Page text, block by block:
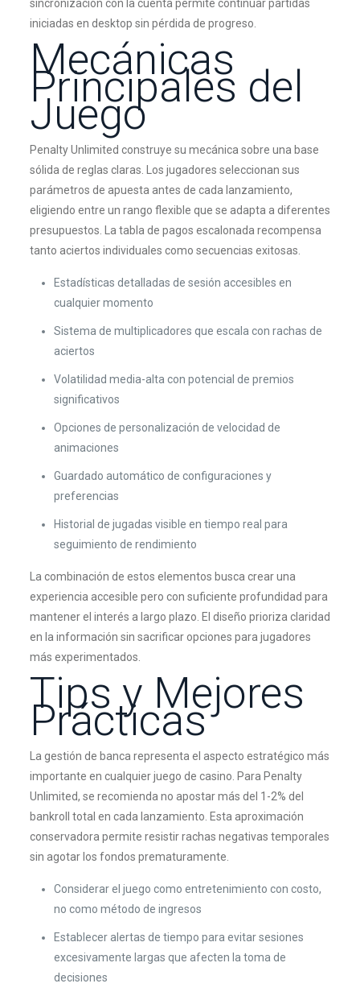
sincronización con la cuenta permite continuar partidas
iniciadas en desktop sin pérdida de progreso.
Mecánicas
Principales del
Juego
Penalty Unlimited construye su mecánica sobre una base
sólida de reglas claras. Los jugadores seleccionan sus
parámetros de apuesta antes de cada lanzamiento,
eligiendo entre un rango flexible que se adapta a diferentes
presupuestos. La tabla de pagos escalonada recompensa
tanto aciertos individuales como secuencias exitosas.
Estadísticas detalladas de sesión accesibles en
cualquier momento
Sistema de multiplicadores que escala con rachas de
aciertos
Volatilidad media-alta con potencial de premios
significativos
Opciones de personalización de velocidad de
animaciones
Guardado automático de configuraciones y
preferencias
Historial de jugadas visible en tiempo real para
seguimiento de rendimiento
La combinación de estos elementos busca crear una
experiencia accesible pero con suficiente profundidad para
mantener el interés a largo plazo. El diseño prioriza claridad
en la información sin sacrificar opciones para jugadores
más experimentados.
Tips y Mejores
Prácticas
La gestión de banca representa el aspecto estratégico más
importante en cualquier juego de casino. Para Penalty
Unlimited, se recomienda no apostar más del 1-2% del
bankroll total en cada lanzamiento. Esta aproximación
conservadora permite resistir rachas negativas temporales
sin agotar los fondos prematuramente.
Considerar el juego como entretenimiento con costo,
no como método de ingresos
Establecer alertas de tiempo para evitar sesiones
excesivamente largas que afecten la toma de
decisiones